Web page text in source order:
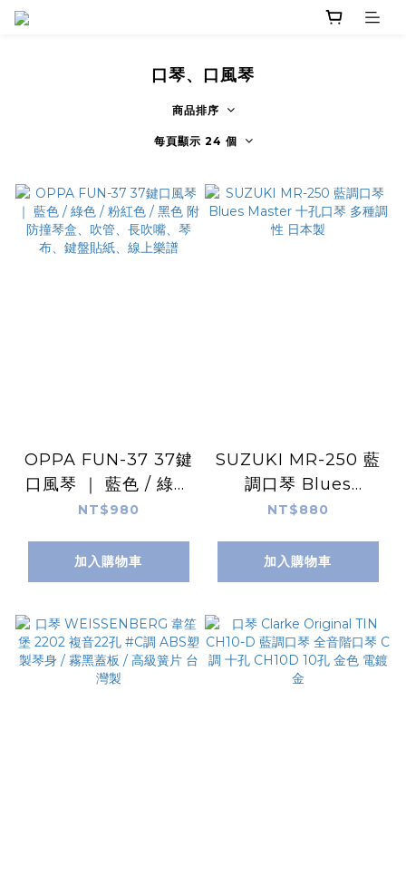
口琴、口風琴
商品排序
每頁顯示 24 個
OPPA FUN-37 37鍵
口風琴 ｜ 藍色 / 綠色
/ 粉紅色 / 黑色 附防撞
琴布、鍵盤貼紙、線上
樂譜
NT$980
加入購物車
SUZUKI MR-250 藍
調口琴 Blues
Master 十孔口琴 多
NT$880
加入購物車